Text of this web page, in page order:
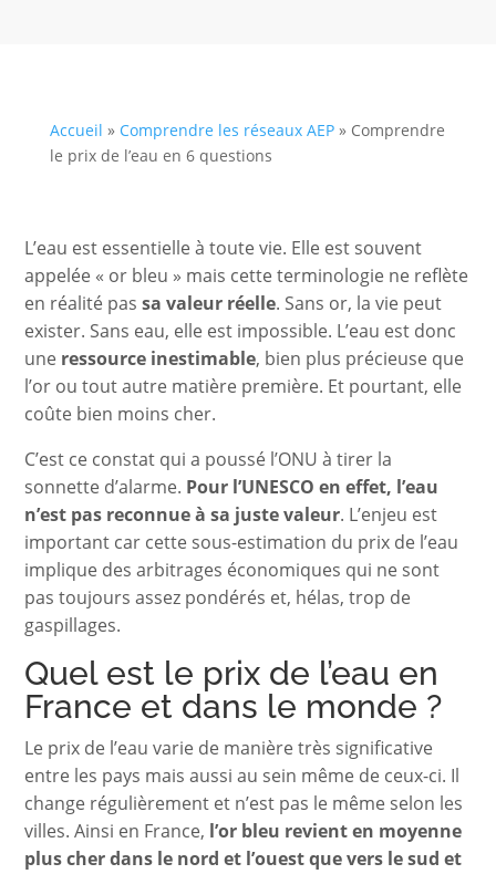
Accueil » Comprendre les réseaux AEP» Comprendre
le prix de l’eau en 6 questions
L’eau est essentielle à toute vie. Elle est souvent
appelée « or bleu » mais cette terminologie ne reflète
en réalité passa valeur réelle. Sans or, la vie peut
exister. Sans eau, elle est impossible. L’eau est donc
une ressource inestimable, bien plus précieuse que
l’or ou tout autre matière première. Et pourtant, elle
coûte bien moins cher.
C’est ce constat qui a poussé l’ONU à tirer la
sonnette d’alarme. Pour l’UNESCO en effet, l’eau
n’est pas reconnue à sa juste valeur. L’enjeu est
important car cette sous-estimation du prix de l’eau
implique des arbitrages économiques qui ne sont
pas toujours assez pondérés et, hélas, trop de
gaspillages.
Quel est le prix de l’eau en
France et dans le monde ?
Le prix de l’eau varie de manière très significative
entre les pays mais aussi au sein même de ceux-ci. Il
change régulièrement et n’est pas le même selon les
villes. Ainsi en France, l’or bleu revient en moyenne
plus cher dans le nord et l’ouest que vers le sud et